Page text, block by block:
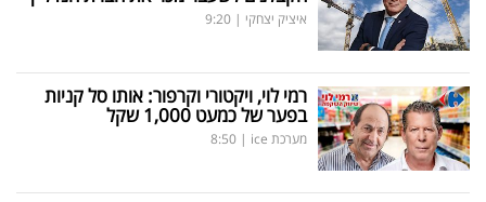
איציק יצחקי |
9:20
רמי לוי, ויקטורי וקרפור: אותו סל קניות
בפער של כמעט 1,000 שקל
מערכת ice |
8:50